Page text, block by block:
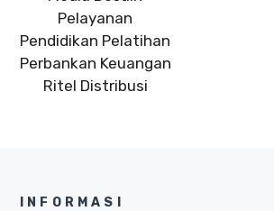
Pelayanan
Pendidikan Pelatihan
Perbankan Keuangan
Ritel Distribusi
INFORMASI